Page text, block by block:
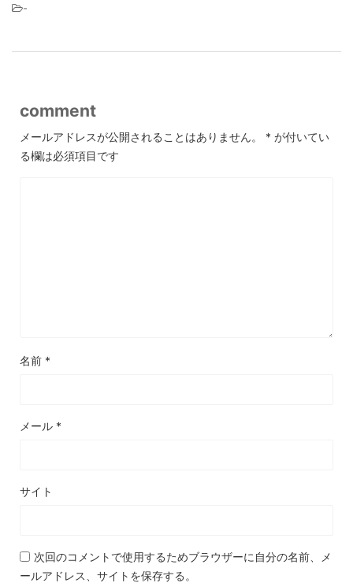
-
comment
メールアドレスが公開されることはありません。 * が付いてい
る欄は必須項目です
名前 *
メール *
サイト
次回のコメントで使用するためブラウザーに自分の名前、メ
ールアドレス、サイトを保存する。